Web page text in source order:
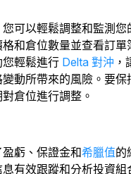
可以輕鬆調整和監測您
和倉位數量並查看訂單
輕鬆進行 Delta 對沖 ，
動所帶來的風險。要保
倉位進行調整。
虧、保證金和希臘值的
有效跟蹤和分析投資組